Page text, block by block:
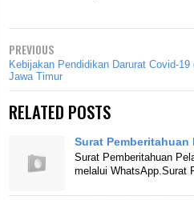
PREVIOUS
Kebijakan Pendidikan Darurat Covid-19
Jawa Timur
RELATED POSTS
Surat
Surat Pemberitahuan
melalui WhatsApp.Surat